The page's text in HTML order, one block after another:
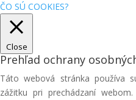
ČO SÚ COOKIES?
Close
Prehľad ochrany
Táto webová stránka používa
zážitku pri prechádzaní